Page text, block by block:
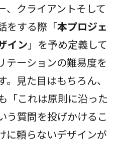
、クライアントそして
をする際「本プロジェ
イン 」を予め定義して
テーションの難易度を
見た目はもちろん、
「これは原則に沿った
う質問を投げかけるこ
に頼らないデザインが